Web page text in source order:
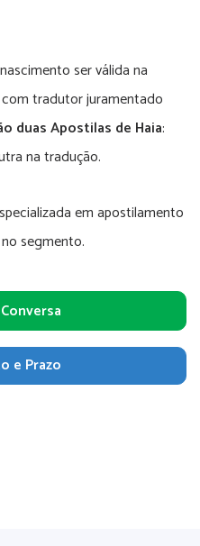
ser válida na
tradutor juramentado
duas Apostilas de Haia:
na tradução.
em apostilamento
segmento.
e Prazo